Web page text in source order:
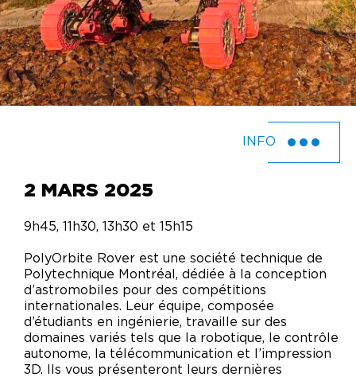
INFO
2 MARS 2025
9h45, 11h30, 13h30 et 15h15
PolyOrbite Rover est une société technique de
Polytechnique Montréal, dédiée à la conception
d’astromobiles pour des compétitions
internationales. Leur équipe, composée
d’étudiants en ingénierie, travaille sur des
domaines variés tels que la robotique, le contrôle
autonome, la télécommunication et l’impression
3D. Ils vous présenteront leurs dernières